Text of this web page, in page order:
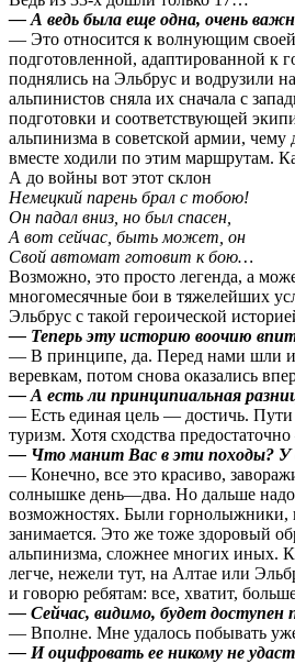
— А ведь была еще одна, очень
— Это относится к волнующим своей
подготовленной, адаптированной к
поднялись на Эльбрус и водрузили
альпинистов сняла их сначала с
подготовки и соответствующей
альпинизма в советской армии, чему
вместе ходили по этим маршрутам.
А до войны вот этот склон
Немецкий парень брал с тобою!
Он падал вниз, но был спасен,
А вот сейчас, быть может, он
Свой автомат готовит к бою…
Возможно, это просто легенда, а
многомесячные бои в тяжелейших
Эльбрус с такой героической
— Теперь эту историю воочию
— В принципе, да. Перед нами шли
веревкам, потом снова оказались
— А есть ли принципиальная
— Есть единая цель — достичь. Пути
туризм. Хотя сходства
— Что манит Вас в эти походы? У
— Конечно, все это красиво,
солнышке день—два. Но дальше надо
возможностях. Были горнолыжники,
занимается. Это же тоже здоровый
альпинизма, сложнее многих иных.
легче, нежели тут, на Алтае или
и говорю ребятам: все, хватит,
— Сейчас, видимо, будет доступен
— Вполне. Мне удалось побывать
— И оцифровать ее никому не